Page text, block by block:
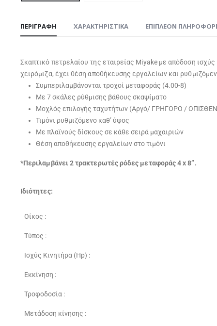
ΠΕΡΙΓΡΑΦΉ ΧΑΡΑΚΤΗΡΙΣΤΙΚΑ ΕΠΙΠΛΈΟΝ
Σκαπτικό πετρελαίου της εταιρείας Miyake με απόδοση
χειρόμιζα, έχει θέση αποθήκευσης εργαλείων και
Συμπεριλαμβάνονται τροχοί μεταφοράς (4.00-8)
Με 7 σκάλες ρύθμισης βάθους σκαψίματο
Μοχλός επιλογής ταχυτήτων (Αργό/ ΓΡΗΓΟΡΟ / ΟΠΙΣΘΕΝ
Τιμόνι ρυθμιζόμενο καθ’ ύψος
Με πλαϊνούς δίσκους σε κάθε σειρά μαχαιριών
Θέση αποθήκευσης εργαλείων στο τιμόνι
*Περιλαμβάνει 2 τρακτερωτές ρόδες μεταφοράς 4 x 8”.
Ιδιότητες:
Οίκος :
Τύπoς :
Ισχύς Κινητήρα (Hp) :
Εκκίνηση :
Τροφοδοσία :
Μετάδοση κίνησης :